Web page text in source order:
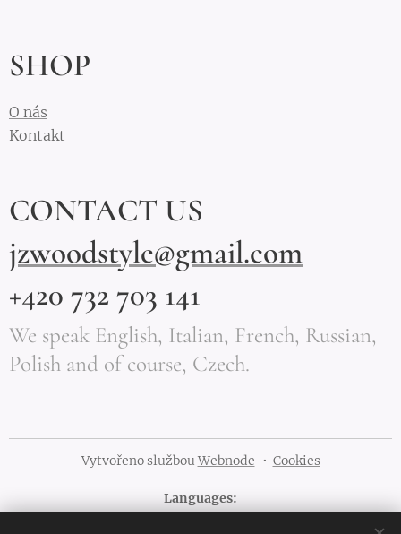
SHOP
O nás
Kontakt
CONTACT US
jzwoodstyle@gmail.com
+420 732 703 141
We speak English, Italian, French, Russian,
Polish and of course, Czech.
Vytvořeno službouWebnode Cookies
Languages